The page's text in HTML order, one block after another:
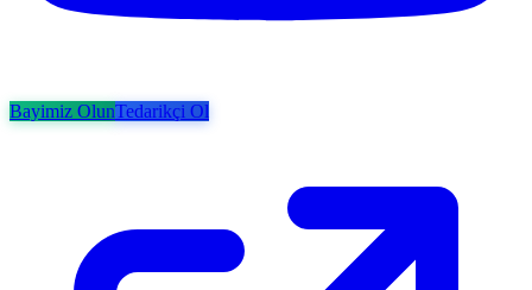
Bayimiz OlunTedarikçi Ol